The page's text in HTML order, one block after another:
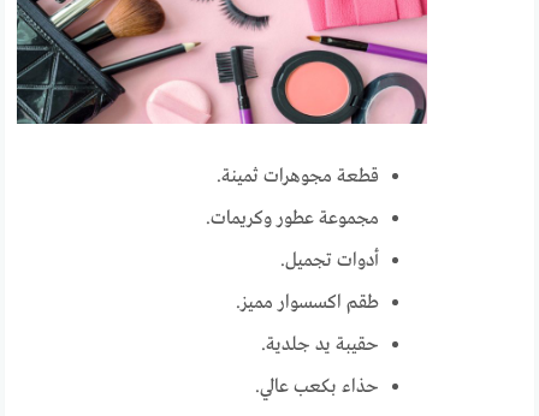
قطعة مجوهرات ثمينة.
مجموعة عطور وكريمات.
أدوات تجميل.
طقم اكسسوار مميز.
حقيبة يد جلدية.
حذاء بكعب عالي.